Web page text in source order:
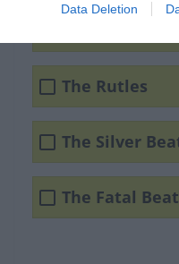
Data Deletion
The Rutles
The Silver
The Fatal